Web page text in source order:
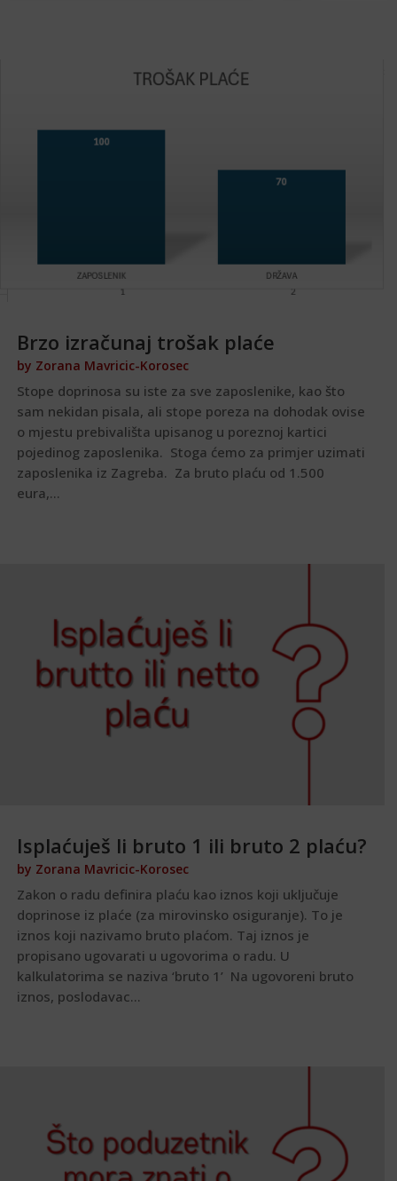
Brzo izračunaj trošak plaće
by Zorana Mavricic-Korosec
Stope doprinosa su iste za sve zaposlenike, kao što
sam nekidan pisala, ali stope poreza na dohodak ovise
o mjestu prebivališta upisanog u poreznoj kartici
pojedinog zaposlenika. Stoga ćemo za primjer uzimati
zaposlenika iz Zagreba. Za bruto plaću od 1.500
eura,...
Isplaćuješ li bruto 1 ili bruto 2 plaću?
by Zorana Mavricic-Korosec
Zakon o radu definira plaću kao iznos koji uključuje
doprinose iz plaće (za mirovinsko osiguranje). To je
iznos koji nazivamo bruto plaćom. Taj iznos je
propisano ugovarati u ugovorima o radu. U
kalkulatorima se naziva ‘bruto 1’ Na ugovoreni bruto
iznos, poslodavac...